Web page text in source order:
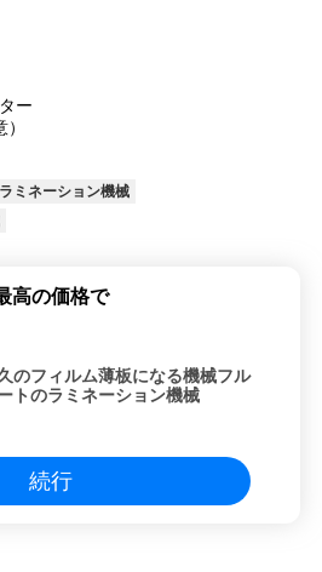
ー
ミネーション機械
高の価格で
のフィルム薄板になる機械フル
トのラミネーション機械
続行